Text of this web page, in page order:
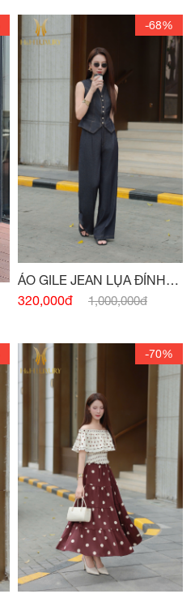
-68%
ÁO GILE JEAN LỤA ĐÍNH
CÚC
320,000đ 1,000,000đ
-70%